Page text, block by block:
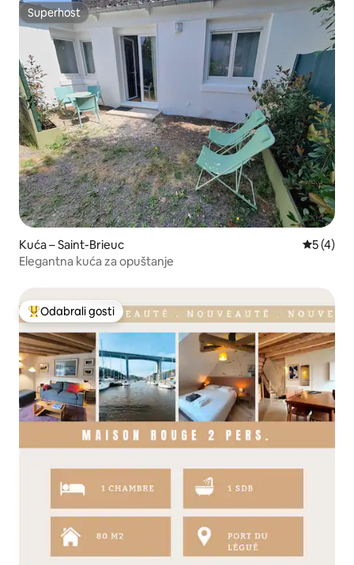
Superhost
Superhost
Kuća – Saint-Brieuc
5 (4)
Elegantna kuća za opuštanje
Među najviše rangiranima s oznakom „Odabrali gosti”
Odabrali gosti